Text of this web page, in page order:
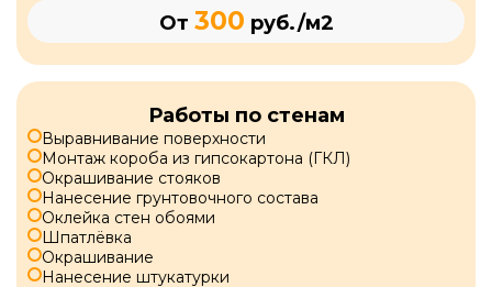
От 300 руб./м2
Работы по стенам
Выравнивание поверхности
Монтаж короба из гипсокартона (ГКЛ)
Окрашивание стояков
Нанесение грунтовочного состава
Оклейка стен обоями
Шпатлёвка
Окрашивание
Нанесение штукатурки